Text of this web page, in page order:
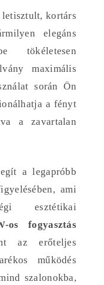
kortárs
elegáns
tökéletesen
maximális
során Ön
a fényt
a zavartalan
a legapróbb
ami
esztétikai
os fogyasztás
az erőteljes
működés
szalonokba,